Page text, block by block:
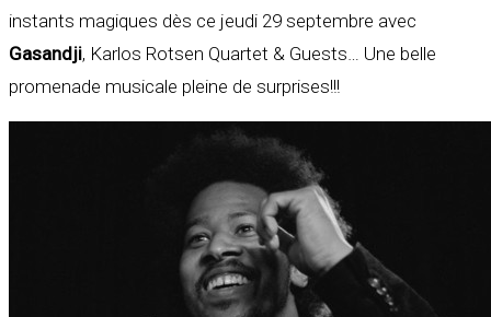
instants magiques dès ce jeudi 29 septembre avec
Gasandji, Karlos Rotsen Quartet & Guests… Une belle
promenade musicale pleine de surprises!!!